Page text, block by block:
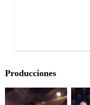
Producciones